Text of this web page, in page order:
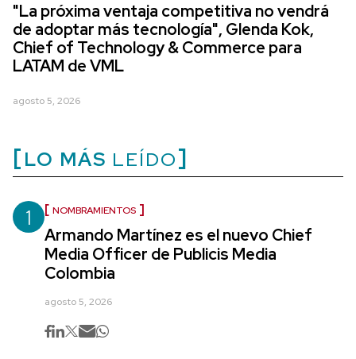
"La próxima ventaja competitiva no vendrá
de adoptar más tecnología", Glenda Kok,
Chief of Technology & Commerce para
LATAM de VML
agosto 5, 2026
LO MÁS LEÍDO
1 NOMBRAMIENTOS
Armando Martínez es el nuevo Chief
Media Officer de Publicis Media
Colombia
agosto 5, 2026